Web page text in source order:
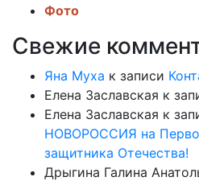
Фото
Свежие
Яна Муха к записи
Елена Заславская к
Елена Заславская к
НОВОРОССИЯ на
защитника Отечества!
Дрыгина Галина